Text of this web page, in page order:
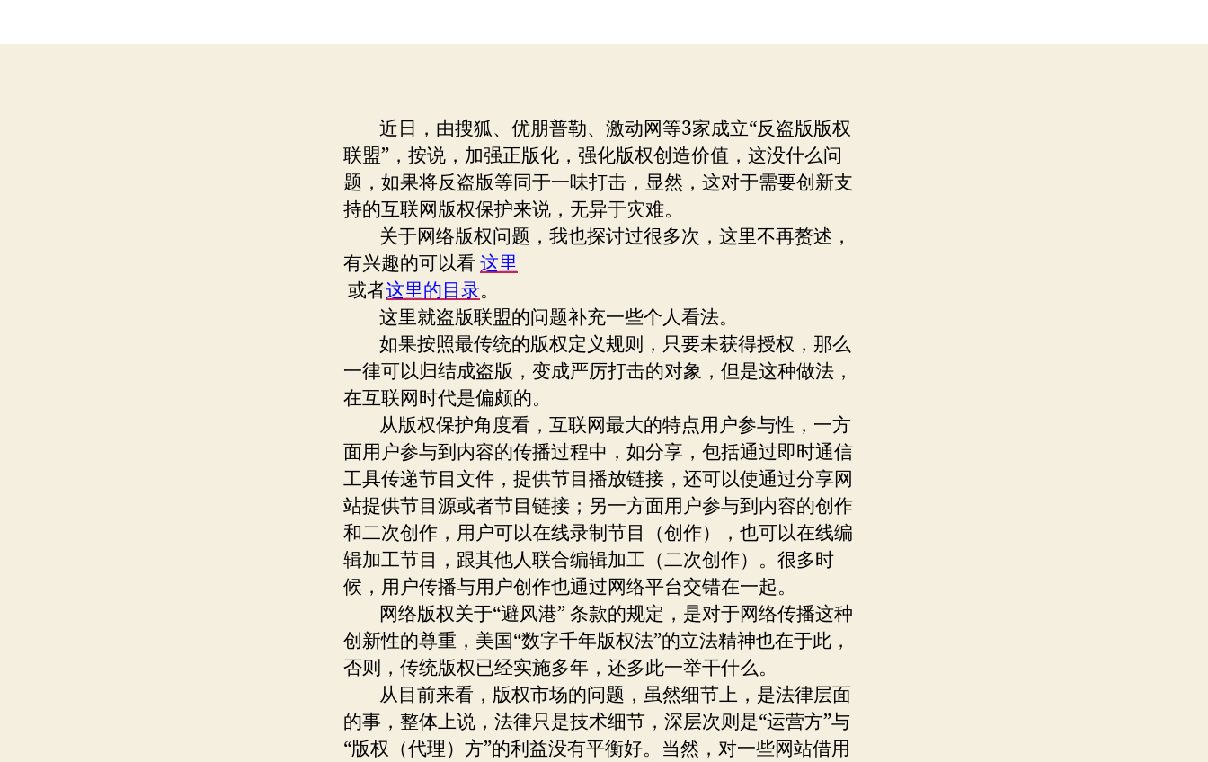
在
权
中
的
角
错
近日，由搜狐、优朋普勒、激动网等3家成立“反盗版版权
联盟”，按说，加强正版化，强化版权创造价值，这没什么问
题，如果将反盗版等同于一味打击，显然，这对于需要创新支
持的互联网版权保护来说，无异于灾难。
关于网络版权问题，我也探讨过很多次，这里不再赘述，
有兴趣的可以看 这里
或者这里的目录。
这里就盗版联盟的问题补充一些个人看法。
如果按照最传统的版权定义规则，只要未获得授权，那么
一律可以归结成盗版，变成严厉打击的对象，但是这种做法，
在互联网时代是偏颇的。
从版权保护角度看，互联网最大的特点用户参与性，一方
面用户参与到内容的传播过程中，如分享，包括通过即时通信
工具传递节目文件，提供节目播放链接，还可以使通过分享网
站提供节目源或者节目链接；另一方面用户参与到内容的创作
和二次创作，用户可以在线录制节目（创作），也可以在线编
辑加工节目，跟其他人联合编辑加工（二次创作）。很多时
候，用户传播与用户创作也通过网络平台交错在一起。
网络版权关于“避风港” 条款的规定，是对于网络传播这种
创新性的尊重，美国“数字千年版权法”的立法精神也在于此，
否则，传统版权已经实施多年，还多此一举干什么。
从目前来看，版权市场的问题，虽然细节上，是法律层面
的事，整体上说，法律只是技术细节，深层次则是“运营方”与
“版权（代理）方”的利益没有平衡好。当然，对一些网站借用